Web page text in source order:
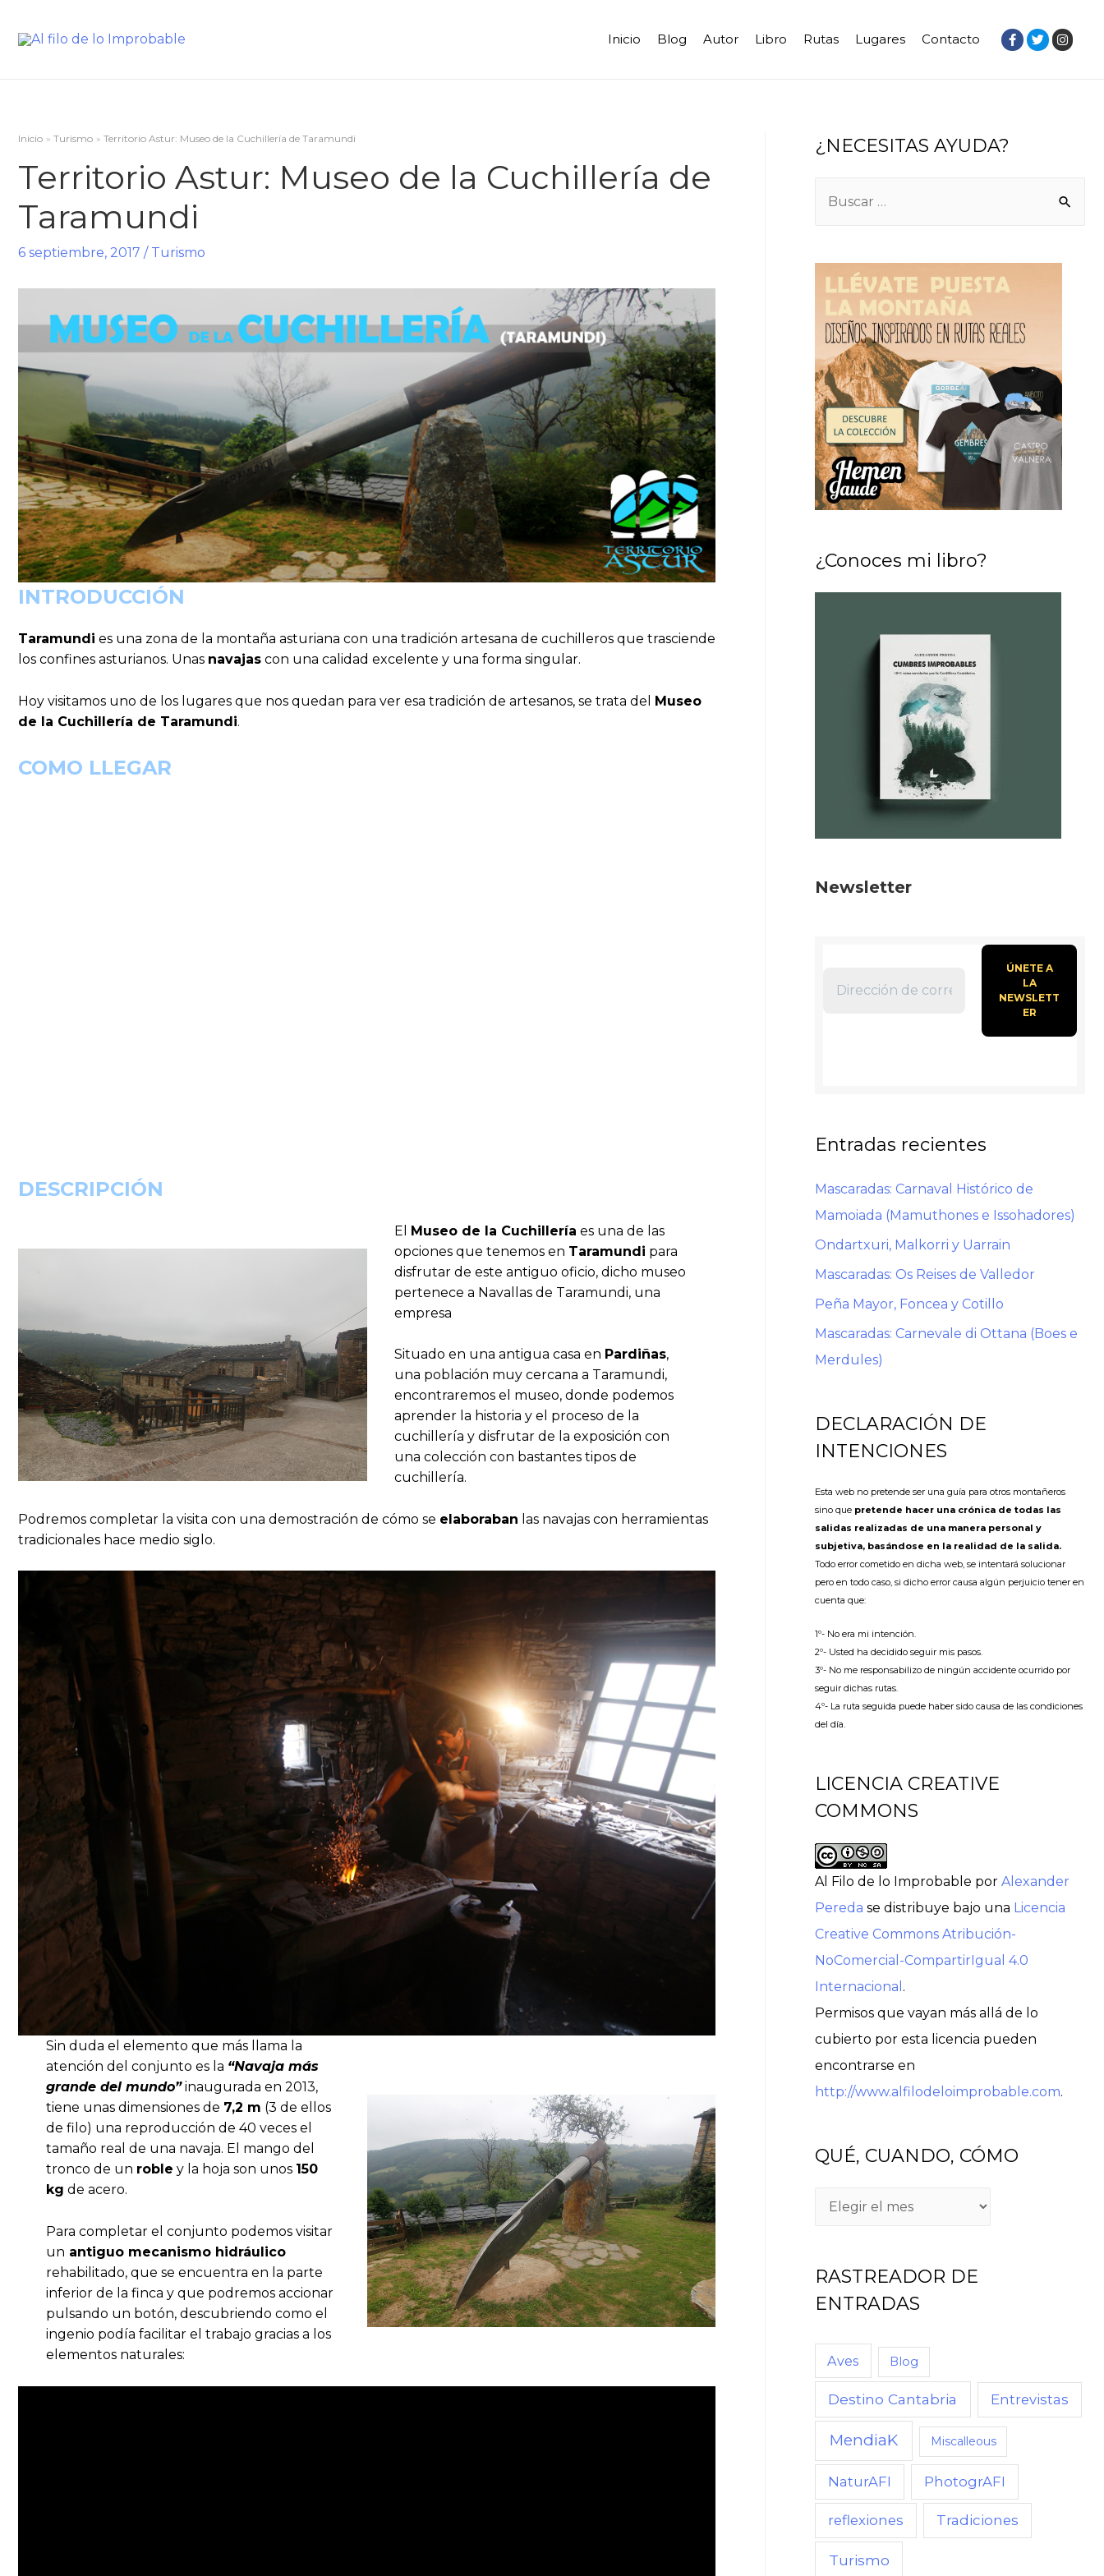
Inicio Blog Autor Libro Rutas Lugares Contacto
Inicio Turismo Territorio Astur: Museo de la Cuchillería de Taramundi
Territorio Astur: Museo de la Cuchillería de
Taramundi
6 septiembre, 2017 / Turismo
INTRODUCCIÓN
Taramundi es una zona de la montaña asturiana con una tradición artesana de cuchilleros que trasciende
los confines asturianos. Unas navajas con una calidad excelente y una forma singular.
Hoy visitamos uno de los lugares que nos quedan para ver esa tradición de artesanos, se trata del Museo
de la Cuchillería de Taramundi.
COMO LLEGAR
DESCRIPCIÓN
El Museo de la Cuchillería es una de las
opciones que tenemos en Taramundi para
disfrutar de este antiguo oficio, dicho museo
pertenece a Navallas de Taramundi, una
empresa
Situado en una antigua casa en Pardiñas,
una población muy cercana a Taramundi,
encontraremos el museo, donde podemos
aprender la historia y el proceso de la
cuchillería y disfrutar de la exposición con
una colección con bastantes tipos de
cuchillería.
Podremos completar la visita con una demostración de cómo se elaboraban las navajas con herramientas
tradicionales hace medio siglo.
Sin duda el elemento que más llama la
atención del conjunto es la “Navaja más
grande del mundo”inaugurada en 2013,
tiene unas dimensiones de 7,2 m (3 de ellos
de filo) una reproducción de 40 veces el
tamaño real de una navaja. El mango del
tronco de un roble y la hoja son unos 150
kg de acero.
Para completar el conjunto podemos visitar
un antiguo mecanismo hidráulico
rehabilitado, que se encuentra en la parte
inferior de la finca y que podremos accionar
pulsando un botón, descubriendo como el
ingenio podía facilitar el trabajo gracias a los
elementos naturales:
¿NECESITAS AYUDA?
¿Conoces mi libro?
Newsletter
Entradas recientes
Mascaradas: Carnaval Histórico de
Mamoiada (Mamuthones e Issohadores)
Ondartxuri, Malkorri y Uarrain
Mascaradas: Os Reises de Valledor
Peña Mayor, Foncea y Cotillo
Mascaradas: Carnevale di Ottana (Boes e
Merdules)
DECLARACIÓN DE
INTENCIONES
Esta web no pretende ser una guía para otros montañeros
sino que pretende hacer una crónica de todas las
salidas realizadas de una manera personal y
subjetiva, basándose en la realidad de la salida.
Todo error cometido en dicha web, se intentará solucionar
pero en todo caso, si dicho error causa algún perjuicio tener en
cuenta que:
1º- No era mi intención.
2º- Usted ha decidido seguir mis pasos.
3º- No me responsabilizo de ningún accidente ocurrido por
seguir dichas rutas.
4º- La ruta seguida puede haber sido causa de las condiciones
del día.
LICENCIA CREATIVE
COMMONS
Al Filo de lo Improbable por Alexander
Pereda se distribuye bajo una Licencia
Creative Commons Atribución-
NoComercial-CompartirIgual 4.0
Internacional .
Permisos que vayan más allá de lo
cubierto por esta licencia pueden
encontrarse en
http://www.alfilodeloimprobable.com.
QUÉ, CUANDO, CÓMO
RASTREADOR DE
ENTRADAS
Aves Blog
Destino Cantabria Entrevistas
MendiaK Miscalleous
NaturAFI PhotogrAFI
reflexiones Tradiciones
Turismo